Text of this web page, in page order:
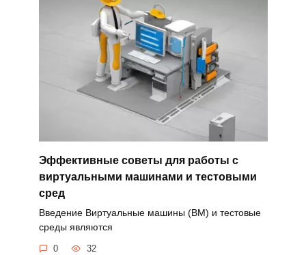
Эффективные советы для работы с
виртуальными машинами и тестовыми
сред
Введение Виртуальные машины (ВМ) и тестовые
среды являются
0 32